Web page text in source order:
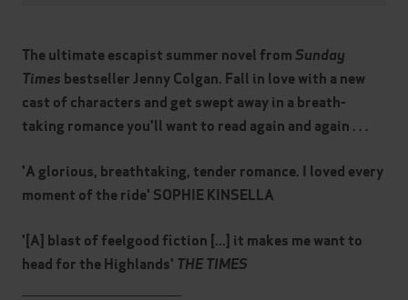
The ultimate escapist summer novel from Sunday
Times bestseller Jenny Colgan. Fall in love with a new
cast of characters and get swept away in a breath-
taking romance you'll want to read again and again . . .
'A glorious, breathtaking, tender romance. I loved every
moment of the ride' SOPHIE KINSELLA
'[A] blast of feelgood fiction [...] it makes me want to
head for the Highlands' THE TIMES